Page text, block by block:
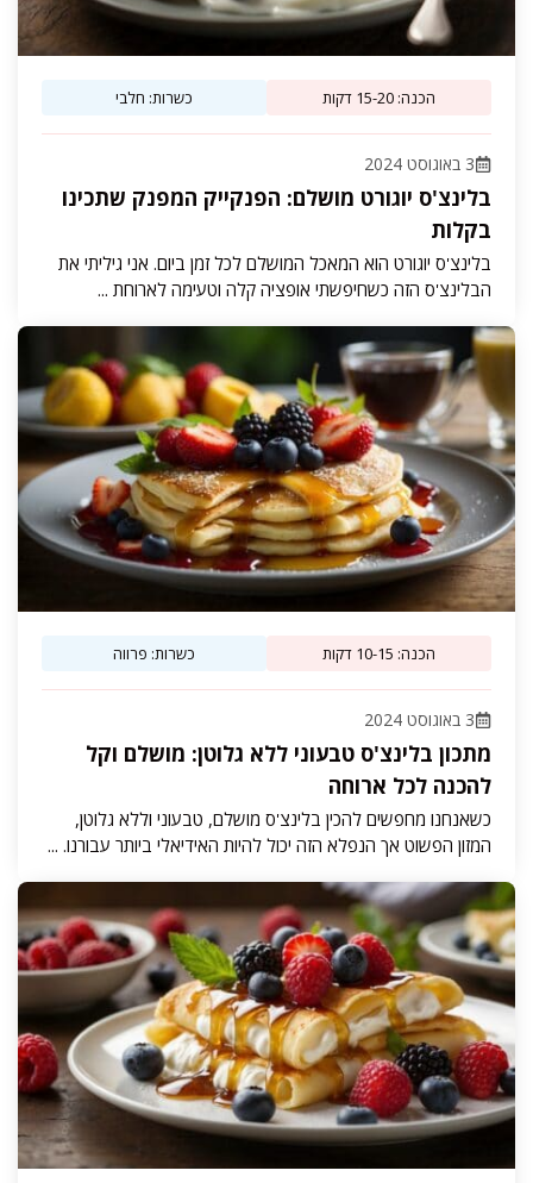
הכנה: 15-20 דקות כשרות: חלבי
3 באוגוסט 2024
בלינצ'ס יוגורט מושלם: הפנקייק המפנק שתכינו
בקלות
בלינצ'ס יוגורט הוא המאכל המושלם לכל זמן ביום. אני גיליתי את
הבלינצ'ס הזה כשחיפשתי אופציה קלה וטעימה לארוחת ...
הכנה: 10-15 דקות כשרות: פרווה
3 באוגוסט 2024
מתכון בלינצ'ס טבעוני ללא גלוטן: מושלם וקל
להכנה לכל ארוחה
כשאנחנו מחפשים להכין בלינצ'ס מושלם, טבעוני וללא גלוטן,
המזון הפשוט אך הנפלא הזה יכול להיות האידיאלי ביותר עבורנו. ...